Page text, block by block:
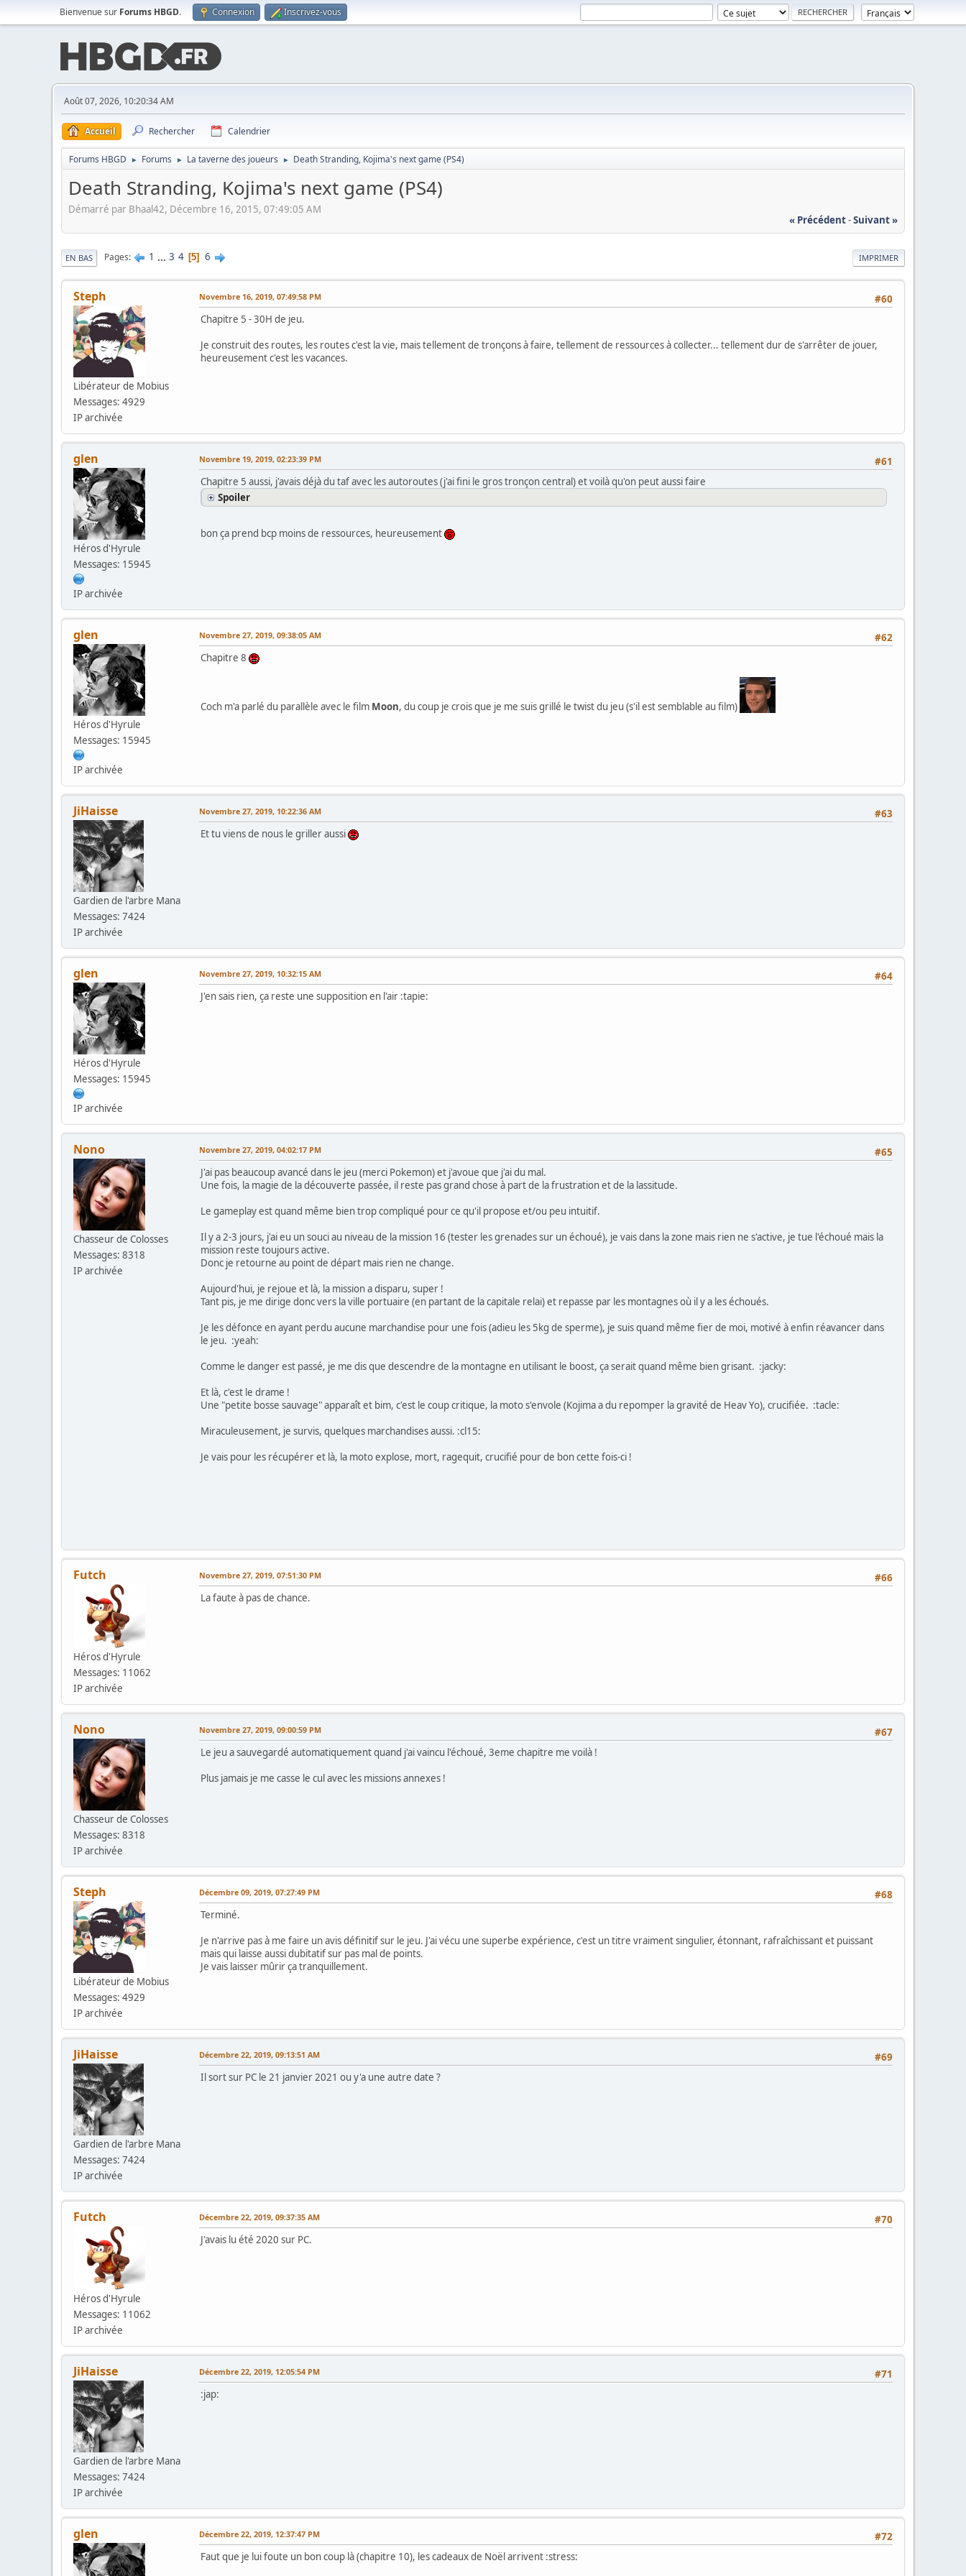
Bienvenue sur Forums HBGD. Connexion Inscrivez-vous
Août 07, 2026, 10:20:34 AM
Accueil Rechercher Calendrier
Forums HBGD ► Forums ► La taverne des joueurs ► Death Stranding, Kojima's next game (PS4)
Death Stranding, Kojima's next game (PS4)
Démarré par Bhaal42, Décembre 16, 2015, 07:49:05 AM
« Précédent-Suivant »
IMPRIMER
EN BAS Pages 1 ... 3 4 5 6
Steph
Libérateur de Mobius
Messages: 4929
IP archivée
#60
Novembre 16, 2019, 07:49:58 PM
Chapitre 5 - 30H de jeu.
Je construit des routes, les routes c'est la vie, mais tellement de tronçons à faire, tellement de ressources à collecter... tellement dur de s'arrêter de jouer,
heureusement c'est les vacances.
glen
Héros d'Hyrule
Messages: 15945
IP archivée
#61
Novembre 19, 2019, 02:23:39 PM
Chapitre 5 aussi, j'avais déjà du taf avec les autoroutes (j'ai fini le gros tronçon central) et voilà qu'on peut aussi faire
Spoiler
bon ça prend bcp moins de ressources, heureusement
glen
Héros d'Hyrule
Messages: 15945
IP archivée
#62
Novembre 27, 2019, 09:38:05 AM
Chapitre 8
Coch m'a parlé du parallèle avec le film Moon, du coup je crois que je me suis grillé le twist du jeu (s'il est semblable au film)
JiHaisse
Gardien de l'arbre Mana
Messages: 7424
IP archivée
#63
Novembre 27, 2019, 10:22:36 AM
Et tu viens de nous le griller aussi
glen
Héros d'Hyrule
Messages: 15945
IP archivée
#64
Novembre 27, 2019, 10:32:15 AM
J'en sais rien, ça reste une supposition en l'air :tapie:
Nono
Chasseur de Colosses
Messages: 8318
IP archivée
#65
Novembre 27, 2019, 04:02:17 PM
J'ai pas beaucoup avancé dans le jeu (merci Pokemon) et j'avoue que j'ai du mal.
Une fois, la magie de la découverte passée, il reste pas grand chose à part de la frustration et de la lassitude.
Le gameplay est quand même bien trop compliqué pour ce qu'il propose et/ou peu intuitif.
Il y a 2-3 jours, j'ai eu un souci au niveau de la mission 16 (tester les grenades sur un échoué), je vais dans la zone mais rien ne s'active, je tue l'échoué mais la
mission reste toujours active.
Donc je retourne au point de départ mais rien ne change.
Aujourd'hui, je rejoue et là, la mission a disparu, super !
Tant pis, je me dirige donc vers la ville portuaire (en partant de la capitale relai) et repasse par les montagnes où il y a les échoués.
Je les défonce en ayant perdu aucune marchandise pour une fois (adieu les 5kg de sperme), je suis quand même fier de moi, motivé à enfin réavancer dans
le jeu. :yeah:
Comme le danger est passé, je me dis que descendre de la montagne en utilisant le boost, ça serait quand même bien grisant. :jacky:
Et là, c'est le drame !
Une "petite bosse sauvage" apparaît et bim, c'est le coup critique, la moto s'envole (Kojima a du repomper la gravité de Heav Yo), crucifiée. :tacle:
Miraculeusement, je survis, quelques marchandises aussi. :cl15:
Je vais pour les récupérer et là, la moto explose, mort, ragequit, crucifié pour de bon cette fois-ci !
Futch
Héros d'Hyrule
Messages: 11062
IP archivée
#66
Novembre 27, 2019, 07:51:30 PM
La faute à pas de chance.
Nono
Chasseur de Colosses
Messages: 8318
IP archivée
#67
Novembre 27, 2019, 09:00:59 PM
Le jeu a sauvegardé automatiquement quand j'ai vaincu l'échoué, 3eme chapitre me voilà !
Plus jamais je me casse le cul avec les missions annexes !
Steph
Libérateur de Mobius
Messages: 4929
IP archivée
#68
Décembre 09, 2019, 07:27:49 PM
Terminé.
Je n'arrive pas à me faire un avis définitif sur le jeu. J'ai vécu une superbe expérience, c'est un titre vraiment singulier, étonnant, rafraîchissant et puissant
mais qui laisse aussi dubitatif sur pas mal de points.
Je vais laisser mûrir ça tranquillement.
JiHaisse
Gardien de l'arbre Mana
Messages: 7424
IP archivée
#69
Décembre 22, 2019, 09:13:51 AM
Il sort sur PC le 21 janvier 2021 ou y'a une autre date ?
Futch
Héros d'Hyrule
Messages: 11062
IP archivée
#70
Décembre 22, 2019, 09:37:35 AM
J'avais lu été 2020 sur PC.
JiHaisse
Gardien de l'arbre Mana
Messages: 7424
IP archivée
#71
Décembre 22, 2019, 12:05:54 PM
:jap:
glen #72
Décembre 22, 2019, 12:37:47 PM
Faut que je lui foute un bon coup là (chapitre 10), les cadeaux de Noël arrivent :stress: